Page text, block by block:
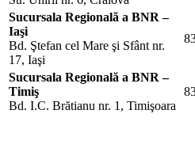
Sucursala Regională a BNR –
Iaşi
Bd. Ştefan cel Mare şi Sfânt nr.
17, Iaşi
Sucursala Regională a BNR –
Timiş
Bd. I.C. Brătianu nr. 1, Timişoara